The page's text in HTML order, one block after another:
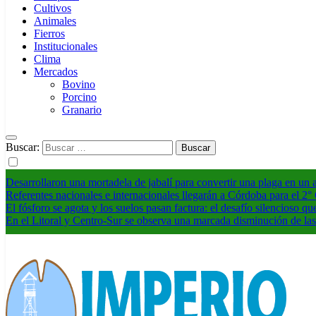
Cultivos
Animales
Fierros
Institucionales
Clima
Mercados
Bovino
Porcino
Granario
Buscar:
Desarrollaron una mortadela de jabalí para convertir una plaga en un
Referentes nacionales e internacionales llegarán a Córdoba para el
El fósforo se agota y los suelos pasan factura: el desafío silencioso
En el Litoral y Centro-Sur se observa una marcada disminución de